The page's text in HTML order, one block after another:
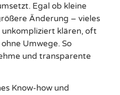
Egal ob kleine
Änderung – vieles
unkompliziert klären, oft
Umwege. So
und transparente
Know-how und